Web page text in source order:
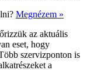
Megnézem »
az aktuális
eset, hogy
szervizponton is
a